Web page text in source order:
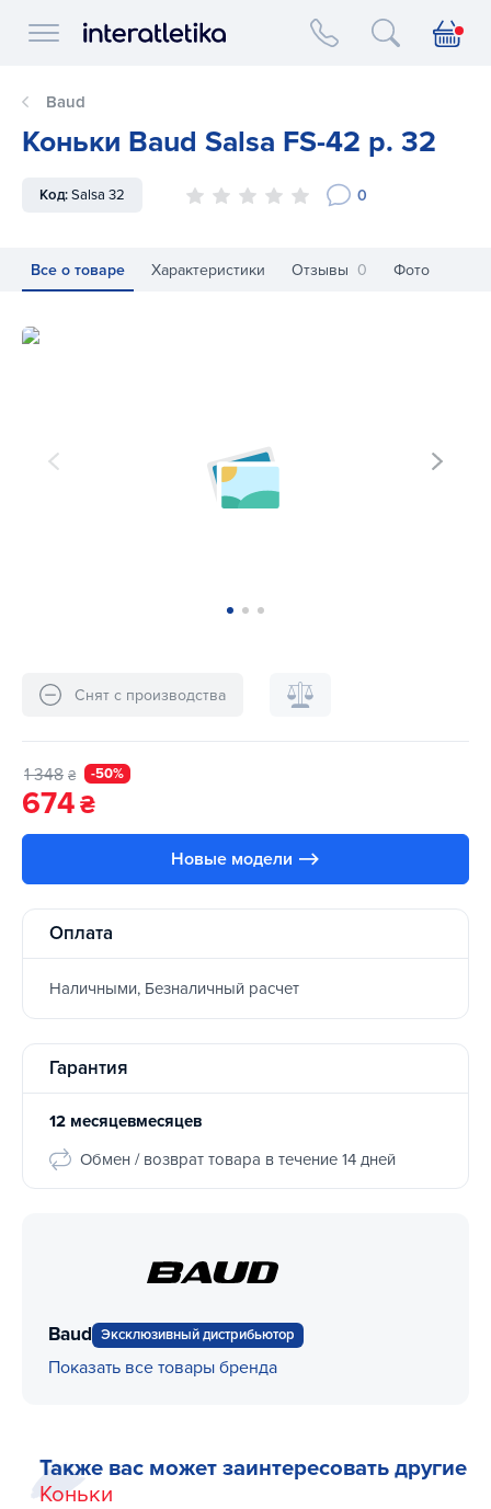
Interatletika logo
Baud
Коньки Baud Salsa FS-42 р. 32
Код:Salsa 32 0
Все о товаре Характеристики Отзывы 0 Фото
Коньки Baud Salsa FS-42 р. 32
Снят с производства
1 348 ₴ -50%
674₴
Новые модели ⟶
Оплата
Наличными, Безналичный расчет
Гарантия
12 месяцевмесяцев
Обмен / возврат товара в течение 14 дней
Baud Эксклюзивный дистрибьютор
Показать все товары бренда
Также вас может заинтересовать другие
Коньки